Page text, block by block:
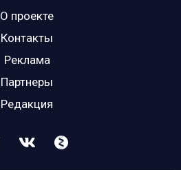
О проекте
Контакты
Реклама
Партнеры
Редакция